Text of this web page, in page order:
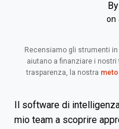
By
on
Recensiamo gli strumenti
aiutano a finanziare i
trasparenza, la nostra
Il software di
mio team a scoprire